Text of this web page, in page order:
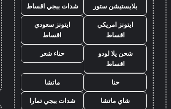
بلايستيشن ستور شدات ببجي اقساط
ايتونز امريكي
اقساط
ايتونز سعودي
اقساط
شحن يلا لودو
اقساط
حناء شعر
حنا ماتشا
شاي ماتشا شدات ببجي تمارا